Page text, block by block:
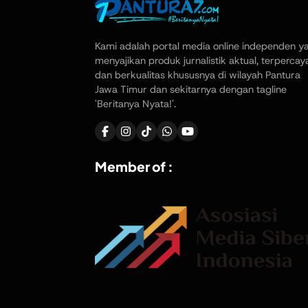
Kami adalah portal media online independen
menyajikan produk jurnalistik aktual,
dan berkualitas khususnya di wilayah Pantura
Jawa Timur dan sekitarnya dengan tagline
'Beritanya Nyata!'.
Member of :